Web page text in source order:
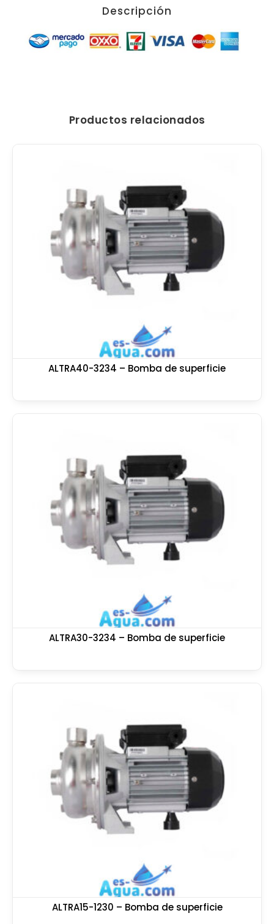
Descripción
Productos relacionados
ALTRA40-3234 – Bomba de superficie
ALTRA30-3234 – Bomba de superficie
ALTRA15-1230 – Bomba de superficie